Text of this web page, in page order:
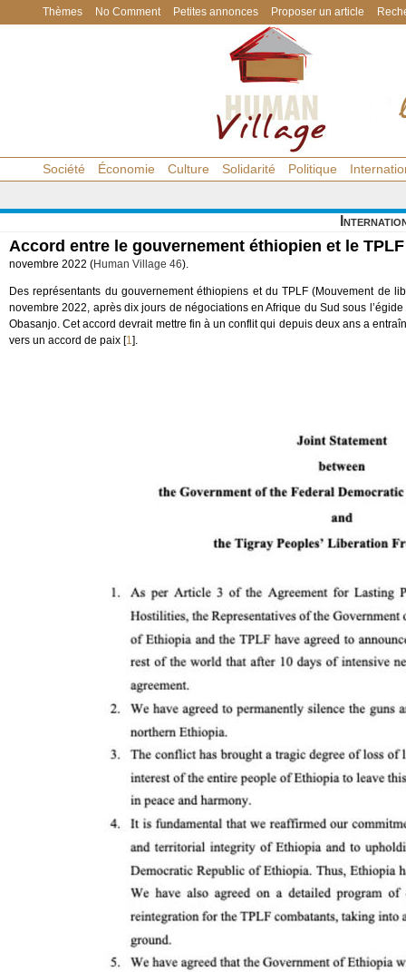
Thèmes No Comment Petites annonces Proposer un article
Société Économie Culture Solidarité Politique
Accord entre le gouvernement éthiopien et le TPLF
novembre 2022 (Human Village 46).
Des représentants du gouvernement éthiopiens et du TPLF (Mouvement de
novembre 2022, après dix jours de négociations en Afrique du Sud sous
Obasanjo. Cet accord devrait mettre fin à un conflit qui depuis deux ans a
vers un accord de paix [1].